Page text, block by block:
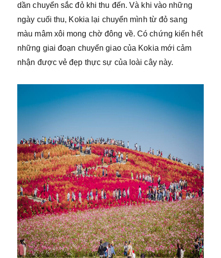
dần chuyển sắc đỏ khi thu đến. Và khi vào những
ngày cuối thu, Kokia lại chuyển mình từ đỏ sang
màu mâm xôi mong chờ đông về. Có chứng kiến hết
những giai đoạn chuyển giao của Kokia mới cảm
nhận được vẻ đẹp thực sự của loài cây này.